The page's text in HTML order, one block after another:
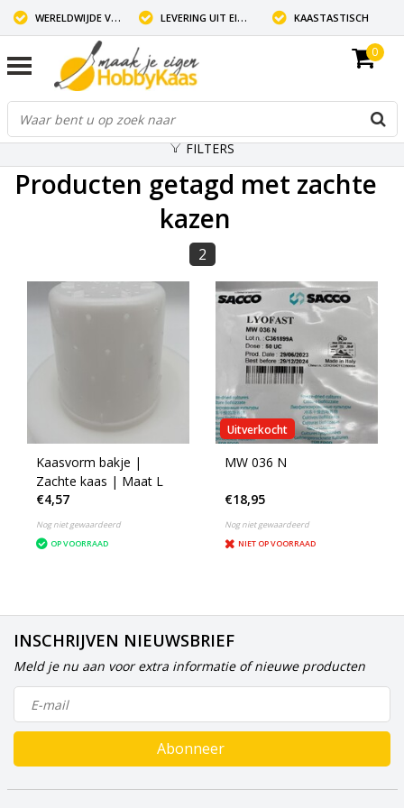
WERELDWIJDE VERZENDING LEVERING UIT EIGEN VOORRAAD KAASTASTISCH
0
FILTERS
Producten getagd met zachte
kazen
2
Kaasvorm bakje |
Zachte kaas | Maat L
€4,57
Nog niet gewaardeerd
OP VOORRAAD
Uitverkocht
MW 036 N
€18,95
Nog niet gewaardeerd
NIET OP VOORRAAD
INSCHRIJVEN NIEUWSBRIEF
Meld je nu aan voor extra informatie of nieuwe producten
Abonneer